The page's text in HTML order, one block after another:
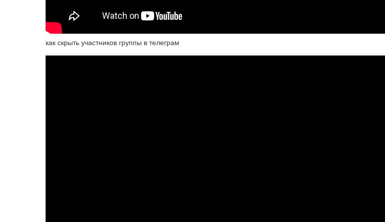
как скрыть участников группы в телеграм